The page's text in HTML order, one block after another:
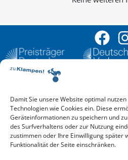
Damit Sie unsere Website optimal
Technologien wie Cookies ein. Diese
Geräteinformationen zu speichern und
des Surfverhaltens oder zur Nutzung
zustimmen oder Ihre Einwilligung später
Funktionalität der Seite einschränken.
Aktuelle Vorschau
Entdecken Sie das aktuelle zu-
Hier finden Sie die
reinlesen oder herunterladen.
Download: Vorschau zu
Mehr aktuelle Vorschauen